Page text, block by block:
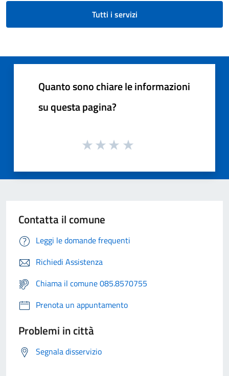
Tutti i servizi
Quanto sono chiare le informazioni
su questa pagina?
Contatta il comune
Leggi le domande frequenti
Richiedi Assistenza
Chiama il comune 085.8570755
Prenota un appuntamento
Problemi in città
Segnala disservizio